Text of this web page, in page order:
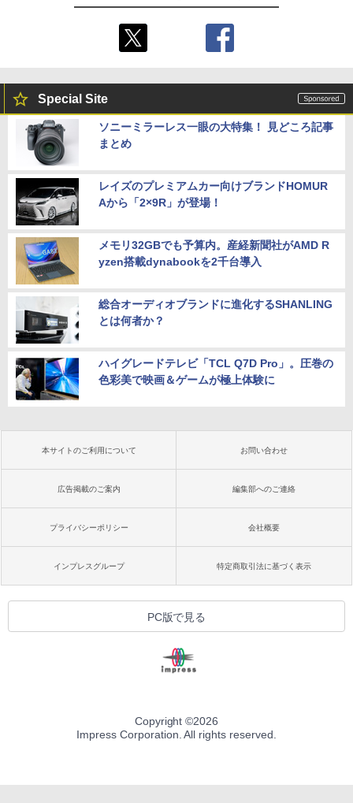
Special Site
ソニーミラーレス一眼の大特集！ 見どころ記事
まとめ
レイズのプレミアムカー向けブランドHOMUR
Aから「2×9R」が登場！
メモリ32GBでも予算内。産経新聞社がAMD R
yzen搭載dynabookを2千台導入
総合オーディオブランドに進化するSHANLING
とは何者か？
ハイグレードテレビ「TCL Q7D Pro」。圧巻の
色彩美で映画＆ゲームが極上体験に
本サイトのご利用について お問い合わせ
広告掲載のご案内 編集部へのご連絡
プライバシーポリシー 会社概要
インプレスグループ 特定商取引法に基づく表示
PC版で見る
Copyright ©2026
Impress Corporation. All rights reserved.